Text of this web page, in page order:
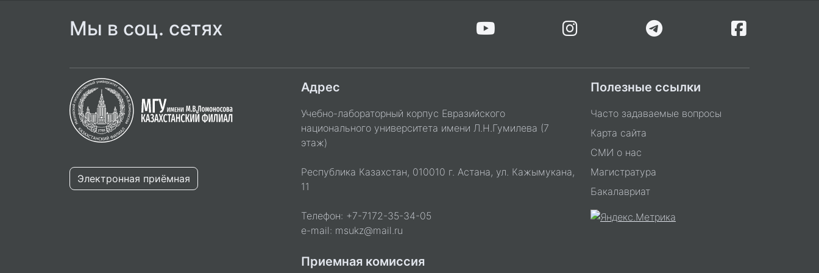
Мы в соц. сетях
Электронная приёмная
Адрес
Учебно-лабораторный корпус Евразийского
национального университета имени Л.Н.Гумилева (7
этаж)
Республика Казахстан, 010010 г. Астана, ул. Кажымукана,
11
Телефон: +7-7172-35-34-05
e-mail: msukz@mail.ru
Приемная комиссия
Полезные ссылки
Часто задаваемые вопросы
Карта сайта
СМИ о нас
Магистратура
Бакалавриат